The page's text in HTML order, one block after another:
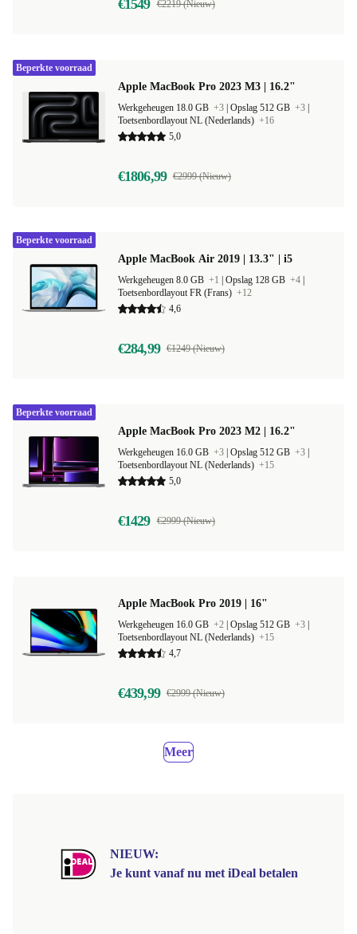
€1549 €2219 (Nieuw)
Apple MacBook Pro 2023 M3 | 16.2"
Werkgeheugen 18.0 GB +3 Opslag 512 GB +3
Toetsenbordlayout NL (Nederlands) +16
5,0
€1806,99 €2999 (Nieuw)
Beperkte voorraad
Apple MacBook Air 2019 | 13.3" | i5
Werkgeheugen 8.0 GB +1 Opslag 128 GB +4
Toetsenbordlayout FR (Frans) +12
4,6
€284,99 €1249 (Nieuw)
Beperkte voorraad
Apple MacBook Pro 2023 M2 | 16.2"
Werkgeheugen 16.0 GB +3 Opslag 512 GB +3
Toetsenbordlayout NL (Nederlands) +15
5,0
€1429 €2999 (Nieuw)
Beperkte voorraad
Apple MacBook Pro 2019 | 16"
Werkgeheugen 16.0 GB +2 Opslag 512 GB +3
Toetsenbordlayout NL (Nederlands) +15
4,7
€439,99 €2999 (Nieuw)
Meer
NIEUW:
Je kunt vanaf nu met iDeal betalen